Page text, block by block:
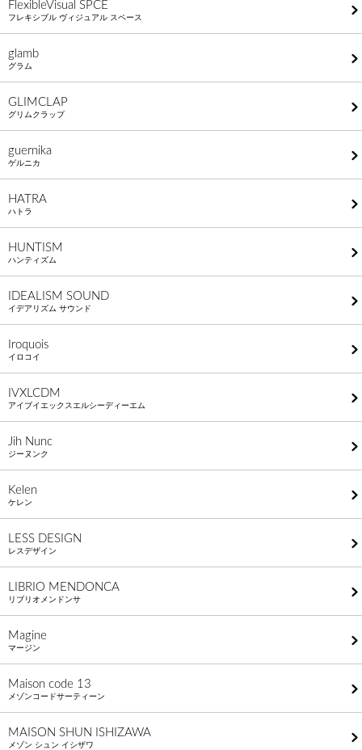
FlexibleVisual SPCE
フレキシブル ヴィジュアル スペース
glamb
グラム
GLIMCLAP
グリムクラップ
guernika
ゲルニカ
HATRA
ハトラ
HUNTISM
ハンティズム
IDEALISM SOUND
イデアリズム サウンド
Iroquois
イロコイ
IVXLCDM
アイブイエックスエルシーディーエム
Jih Nunc
ジーヌンク
Kelen
ケレン
LESS DESIGN
レスデザイン
LIBRIO MENDONCA
リブリオメンドンサ
Magine
マージン
Maison code 13
メゾンコードサーティーン
MAISON SHUN ISHIZAWA
メゾン シュン イシザワ